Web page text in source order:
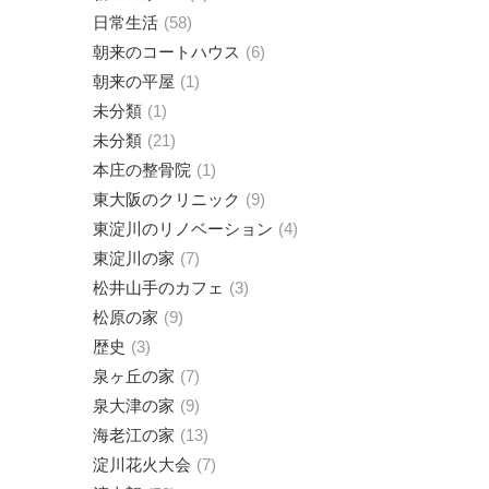
日常生活
58
朝来のコートハウス
6
朝来の平屋
1
未分類
1
未分類
21
本庄の整骨院
1
東大阪のクリニック
9
東淀川のリノベーション
4
東淀川の家
7
松井山手のカフェ
3
松原の家
9
歴史
3
泉ヶ丘の家
7
泉大津の家
9
海老江の家
13
淀川花火大会
7